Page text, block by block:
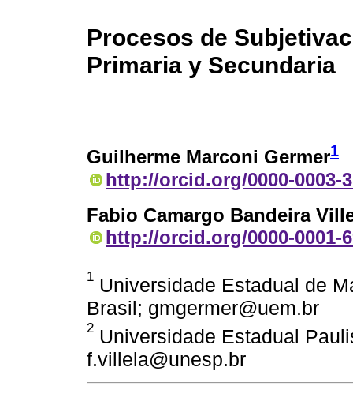
Procesos de
Primaria y Secundaria
Guilherme Marconi Germer1
http://orcid.org/0000-0003-
Fabio Camargo Bandeira
http://orcid.org/0000-0001-
1 Universidade Estadual de
Brasil; gmgermer@uem.br
2 Universidade Estadual
f.villela@unesp.br